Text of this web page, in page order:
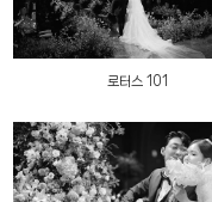
로터스 101